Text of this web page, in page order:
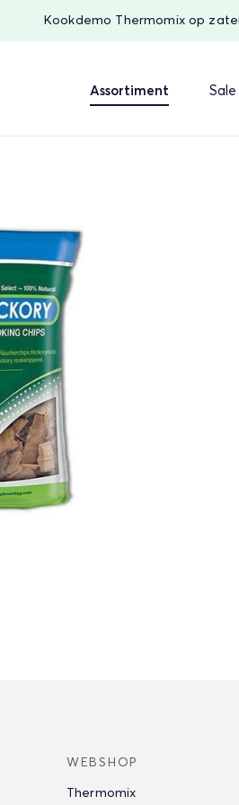
Kookdemo Thermomix op
Assortiment Sale
WEBSHOP
Thermomix